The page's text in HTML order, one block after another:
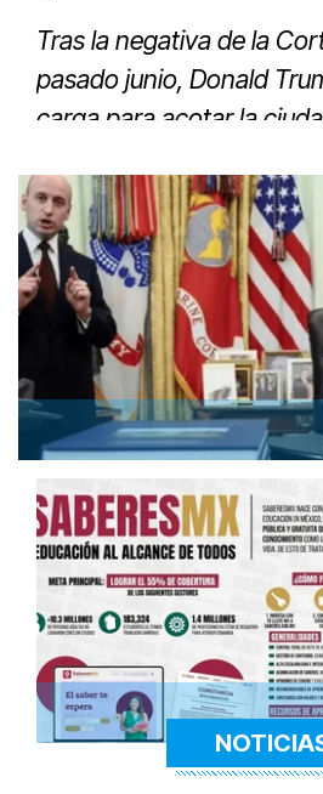
Tras la negativa de la
pasado junio, Donald
carga para acotar la